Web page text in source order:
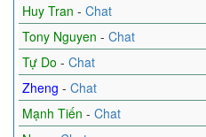
Huy Tran - Chat
Tony Nguyen - Chat
Tự Do - Chat
Zheng - Chat
Mạnh Tiến - Chat